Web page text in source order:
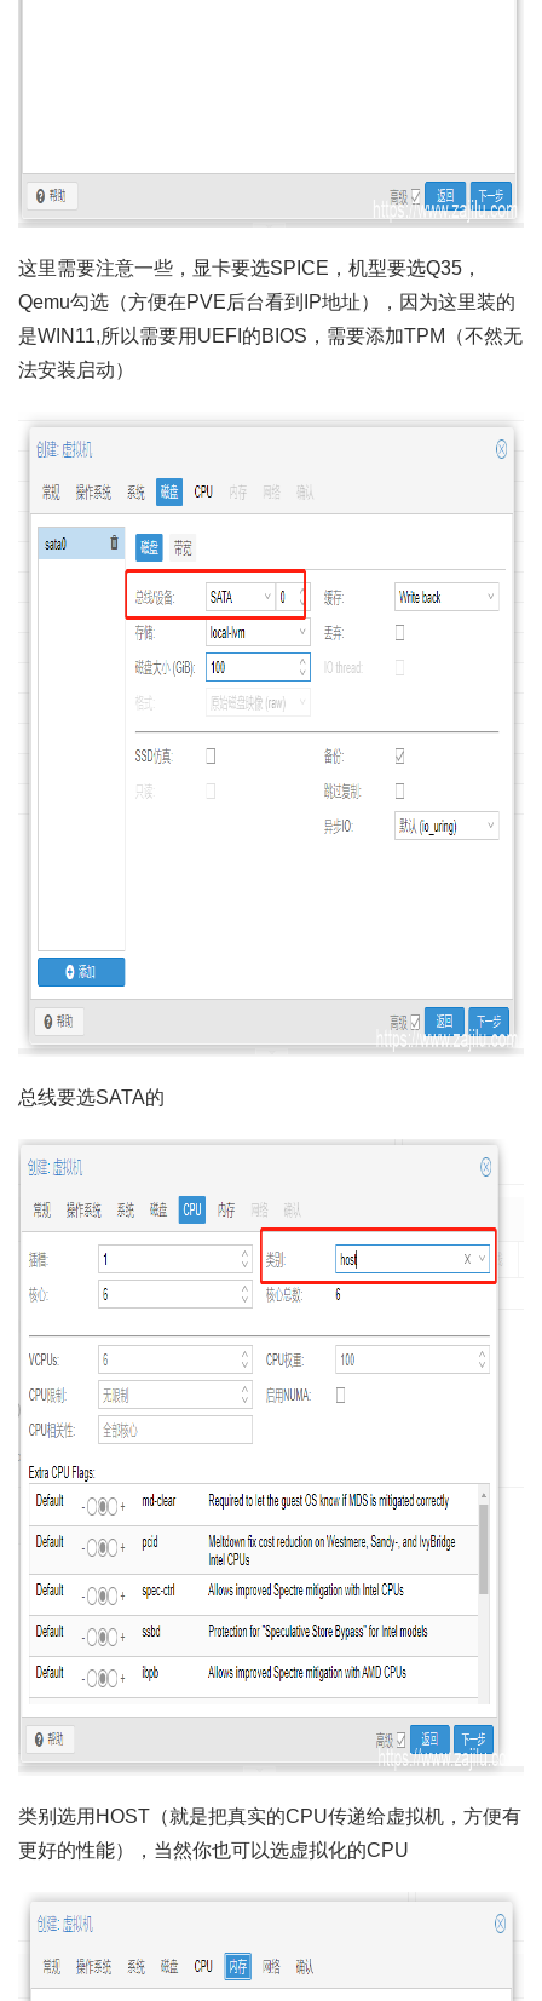
这里需要注意一些，显卡要选SPICE，机型要选Q35，
Qemu勾选（方便在PVE后台看到IP地址），因为这里装的
是WIN11,所以需要用UEFI的BIOS，需要添加TPM（不然无
法安装启动）
总线要选SATA的
类别选用HOST（就是把真实的CPU传递给虚拟机，方便有
更好的性能），当然你也可以选虚拟化的CPU